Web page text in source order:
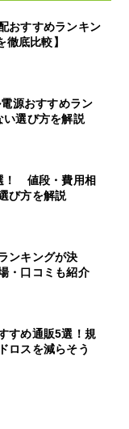
おすすめランキン
底比較】
源おすすめラン
選び方を解説
！ 値段・費用相
び方を解説
ンキングが決
・口コミも紹介
すめ通販5選！規
ロスを減らそう